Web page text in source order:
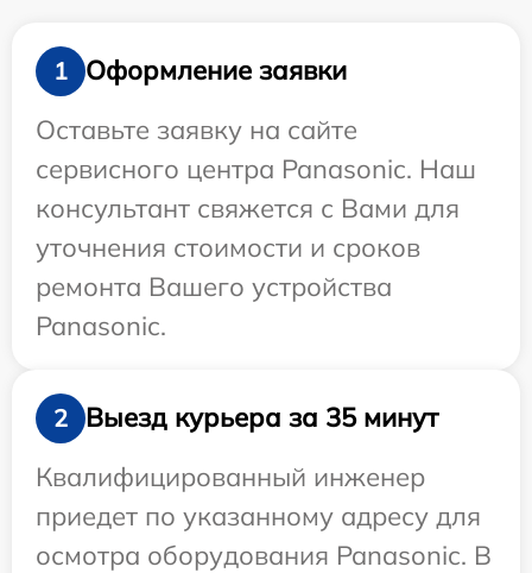
1
Оформление заявки
Оставьте заявку на сайте
сервисного центра Panasonic. Наш
консультант свяжется с Вами для
уточнения стоимости и сроков
ремонта Вашего устройства
Panasonic.
2
Выезд курьера за 35 минут
Квалифицированный инженер
приедет по указанному адресу для
осмотра оборудования Panasonic. В